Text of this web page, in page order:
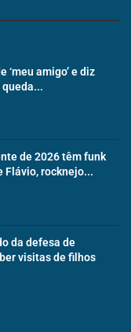
‘meu amigo’ e diz
de 2026 têm funk
Flávio, rocknejo...
da defesa de
visitas de filhos